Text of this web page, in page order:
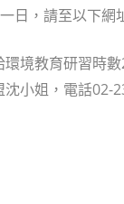
日，請至以下
境教育研習時數
小姐，電話